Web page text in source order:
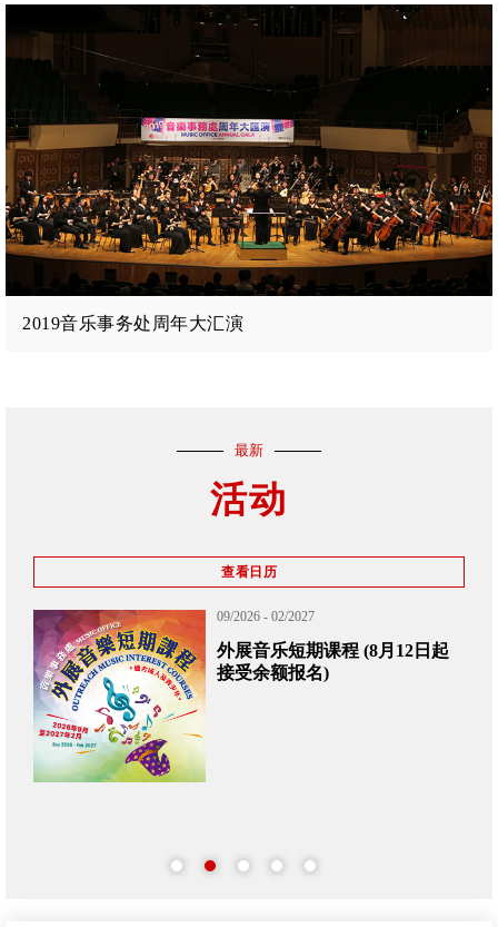
2019音乐事务处周年大汇演
最新
活动
查看日历
11/2026 - 12/2026
2026香港青年音乐汇演现正接
受报名